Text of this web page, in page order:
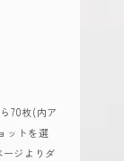
70枚(内ア
ットを選
ジよりダ